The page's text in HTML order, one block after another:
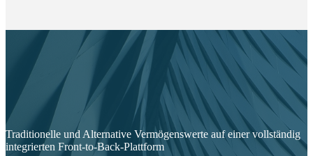
Traditionelle und Alternative Vermögenswerte auf einer vollständig
integrierten Front-to-Back-Plattform